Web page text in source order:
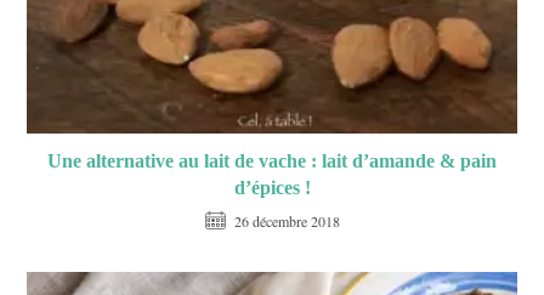
Une alternative au lait de vache : lait d’amande & pain
d’épices !
26 décembre 2018